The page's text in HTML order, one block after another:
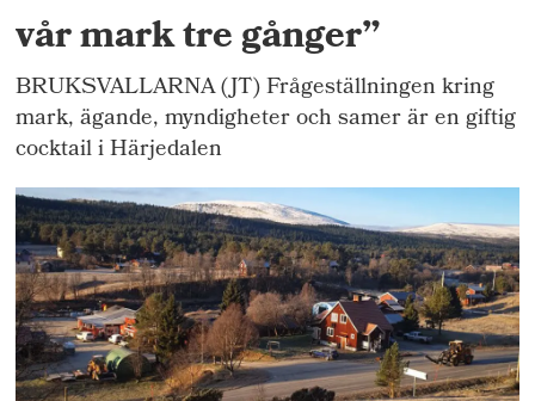
vår mark tre gånger”
BRUKSVALLARNA (JT) Frågeställningen kring
mark, ägande, myndigheter och samer är en giftig
cocktail i Härjedalen